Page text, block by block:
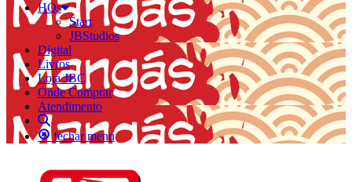
HQs
Start
JBStudios
Digital
Livros
Loja JBC
Onde Comprar
Atendimento
fechar menu